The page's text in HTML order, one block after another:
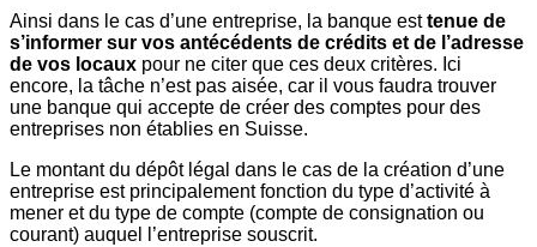
Ainsi dans le cas d’une entreprise, la banque esttenue de
s’informer sur vos antécédents de crédits et de l’adresse
de vos locaux pour ne citer que ces deux critères. Ici
encore, la tâche n’est pas aisée, car il vous faudra trouver
une banque qui accepte de créer des comptes pour des
entreprises non établies en Suisse.
Le montant du dépôt légal dans le cas de la création d’une
entreprise est principalement fonction du type d’activité à
mener et du type de compte (compte de consignation ou
courant) auquel l’entreprise souscrit.